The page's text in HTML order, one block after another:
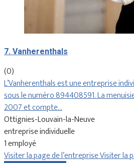
7. Vanherenthals
(0)
L’Vanherenthals est une entreprise
sous le numéro 894408591. La
2007 et compte…
Ottignies-Louvain-la-Neuve
entreprise individuelle
1 employé
Visiter la page de l’entrepriseVisiter la